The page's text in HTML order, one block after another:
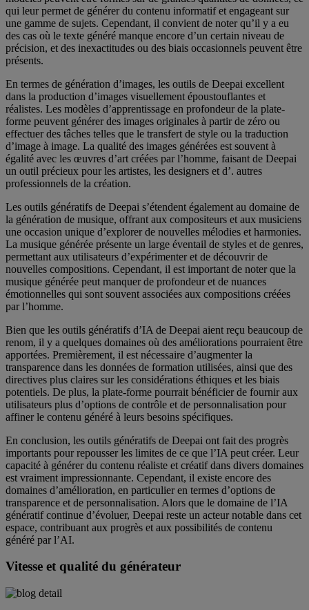
qui leur permet de générer du contenu informatif et engageant sur
une gamme de sujets. Cependant, il convient de noter qu’il y a eu
des cas où le texte généré manque encore d’un certain niveau de
précision, et des inexactitudes ou des biais occasionnels peuvent être
présents.
En termes de génération d’images, les outils de Deepai excellent
dans la production d’images visuellement époustouflantes et
réalistes. Les modèles d’apprentissage en profondeur de la plate-
forme peuvent générer des images originales à partir de zéro ou
effectuer des tâches telles que le transfert de style ou la traduction
d’image à image. La qualité des images générées est souvent à
égalité avec les œuvres d’art créées par l’homme, faisant de Deepai
un outil précieux pour les artistes, les designers et d’. autres
professionnels de la création.
Les outils génératifs de Deepai s’étendent également au domaine de
la génération de musique, offrant aux compositeurs et aux musiciens
une occasion unique d’explorer de nouvelles mélodies et harmonies.
La musique générée présente un large éventail de styles et de genres,
permettant aux utilisateurs d’expérimenter et de découvrir de
nouvelles compositions. Cependant, il est important de noter que la
musique générée peut manquer de profondeur et de nuances
émotionnelles qui sont souvent associées aux compositions créées
par l’homme.
Bien que les outils génératifs d’IA de Deepai aient reçu beaucoup de
renom, il y a quelques domaines où des améliorations pourraient être
apportées. Premièrement, il est nécessaire d’augmenter la
transparence dans les données de formation utilisées, ainsi que des
directives plus claires sur les considérations éthiques et les biais
potentiels. De plus, la plate-forme pourrait bénéficier de fournir aux
utilisateurs plus d’options de contrôle et de personnalisation pour
affiner le contenu généré à leurs besoins spécifiques.
En conclusion, les outils génératifs de Deepai ont fait des progrès
importants pour repousser les limites de ce que l’IA peut créer. Leur
capacité à générer du contenu réaliste et créatif dans divers domaines
est vraiment impressionnante. Cependant, il existe encore des
domaines d’amélioration, en particulier en termes d’options de
transparence et de personnalisation. Alors que le domaine de l’IA
génératif continue d’évoluer, Deepai reste un acteur notable dans cet
espace, contribuant aux progrès et aux possibilités de contenu
généré par l’AI.
Vitesse et qualité du générateur